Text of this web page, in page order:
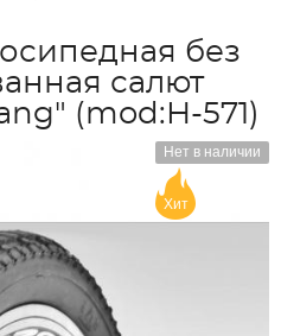
без
салют
(mod:H-571)
Нет в наличии
Хит